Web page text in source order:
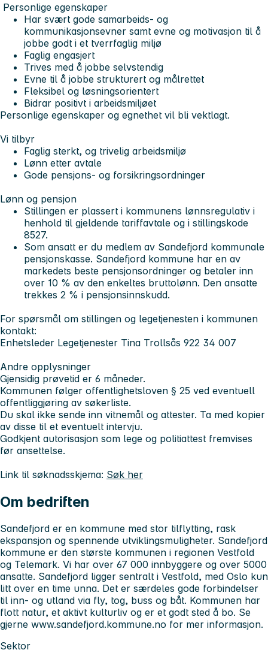
Personlige egenskaper
Har svært gode samarbeids- og
kommunikasjonsevner samt evne og motivasjon til å
jobbe godt i et tverrfaglig miljø
Faglig engasjert
Trives med å jobbe selvstendig
Evne til å jobbe strukturert og målrettet
Fleksibel og løsningsorientert
Bidrar positivt i arbeidsmiljøet
Personlige egenskaper og egnethet vil bli vektlagt.
Vi tilbyr
Faglig sterkt, og trivelig arbeidsmiljø
Lønn etter avtale
Gode pensjons- og forsikringsordninger
Lønn og pensjon
Stillingen er plassert i kommunens lønnsregulativ i
henhold til gjeldende tariffavtale og i stillingskode
8527.
Som ansatt er du medlem av Sandefjord kommunale
pensjonskasse. Sandefjord kommune har en av
markedets beste pensjonsordninger og betaler inn
over 10 % av den enkeltes bruttolønn. Den ansatte
trekkes 2 % i pensjonsinnskudd.
For spørsmål om stillingen og legetjenesten i kommunen
kontakt:
Enhetsleder Legetjenester Tina Trollsås 922 34 007
Andre opplysninger
Gjensidig prøvetid er 6 måneder.
Kommunen følger offentlighetsloven § 25 ved eventuell
offentliggjøring av søkerliste.
Du skal ikke sende inn vitnemål og attester. Ta med kopier
av disse til et eventuelt intervju.
Godkjent autorisasjon som lege og politiattest fremvises
før ansettelse.
Link til søknadsskjema: Søk her
Om bedriften
Sandefjord er en kommune med stor tilflytting, rask
ekspansjon og spennende utviklingsmuligheter. Sandefjord
kommune er den største kommunen i regionen Vestfold
og Telemark. Vi har over 67 000 innbyggere og over 5000
ansatte. Sandefjord ligger sentralt i Vestfold, med Oslo kun
litt over en time unna. Det er særdeles gode forbindelser
til inn- og utland via fly, tog, buss og båt. Kommunen har
flott natur, et aktivt kulturliv og er et godt sted å bo. Se
gjerne www.sandefjord.kommune.no for mer informasjon.
Sektor